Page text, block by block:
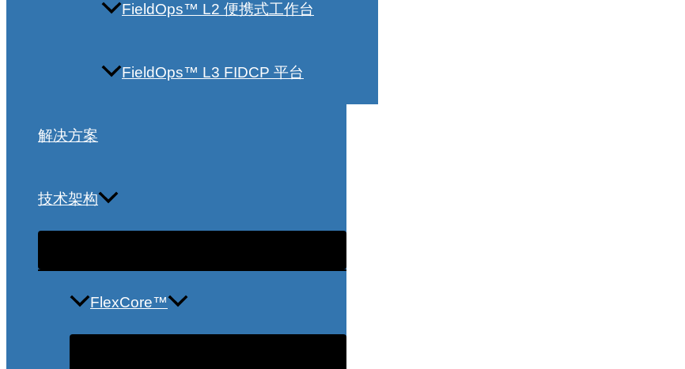
FieldOps™ L2 便携式工作台
FieldOps™ L3 FIDCP 平台
解决方案
技术架构
FlexCore™